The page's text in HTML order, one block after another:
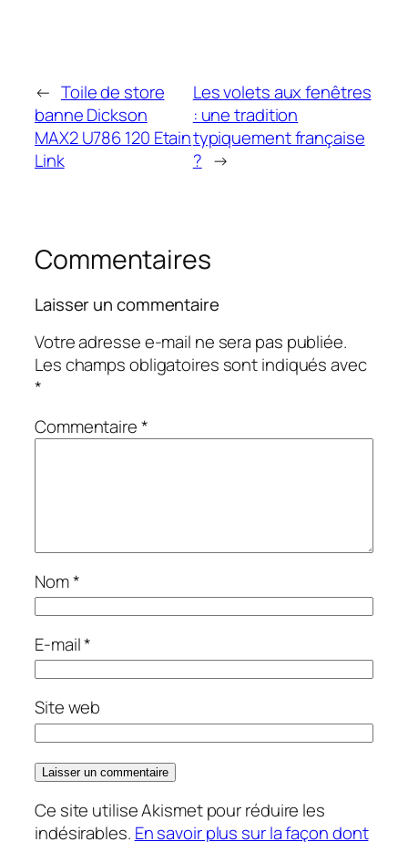
← Toile de store
banne Dickson
MAX2 U786 120 Etain
Link
Les volets aux fenêtres
: une tradition
typiquement française
? →
Commentaires
Laisser un commentaire
Votre adresse e-mail ne sera pas publiée.
Les champs obligatoires sont indiqués avec
*
Commentaire*
Nom*
E-mail*
Site web
Ce site utilise Akismet pour réduire les
indésirables. En savoir plus sur la façon dont